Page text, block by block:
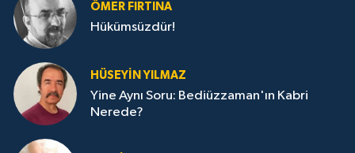
ÖMER FIRTINA
Hükümsüzdür!
HÜSEYIN YILMAZ
Yine Aynı Soru: Bediüzzaman'ın Kabri
Nerede?